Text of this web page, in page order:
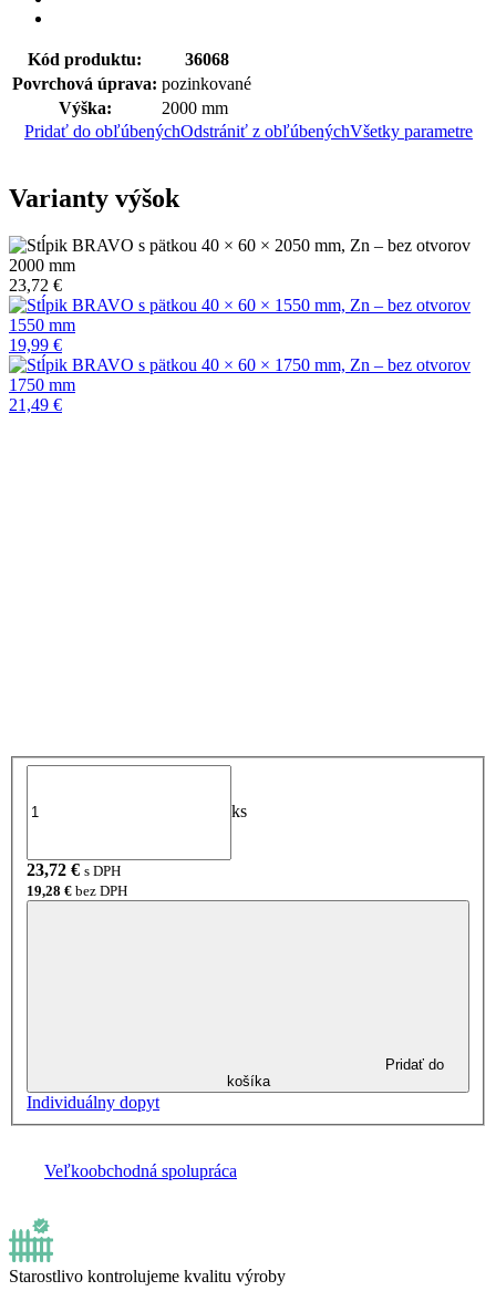
Kód produktu:
36068
Povrchová úprava: pozinkované
Výška:
2000 mm
Pridať do obľúbenýchOdstrániť z obľúbenýchVšetky parametre
Varianty výšok
2000 mm
23,72 €
1550 mm
19,99 €
1750 mm
21,49 €
ks
23,72 € s DPH
19,28 € bez DPH
Pridať do
košíka
Individuálny dopyt
Veľkoobchodná spolupráca
Starostlivo kontrolujeme kvalitu výroby